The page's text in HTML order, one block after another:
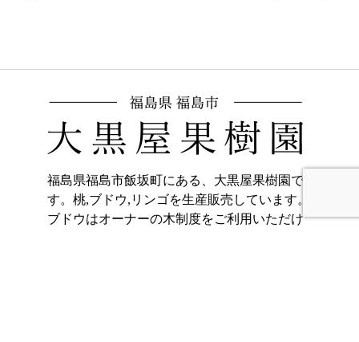
福島県福島市飯坂町にある、大黒屋果樹園で
す。桃,ブドウ,リンゴを生産販売しています。
ブドウはオーナーの木制度をご利用いただけ